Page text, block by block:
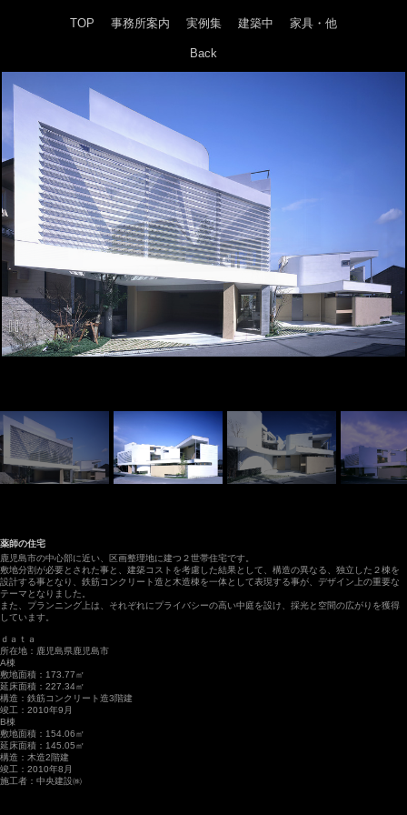
TOP 事務所案内 実例集 建築中 家具・他
Back
薬師の住宅
鹿児島市の中心部に近い、区画整理地に建つ２世帯住宅です。
敷地分割が必要とされた事と、建築コストを考慮した結果として、構造の異なる、独立した２棟を
設計する事となり、鉄筋コンクリート造と木造棟を一体として表現する事が、デザイン上の重要な
テーマとなりました。
また、プランニング上は、それぞれにプライバシーの高い中庭を設け、採光と空間の広がりを獲得
しています。
ｄａｔａ
所在地：鹿児島県鹿児島市
A棟
敷地面積：173.77㎡
延床面積：227.34㎡
構造：鉄筋コンクリート造3階建
竣工：2010年9月
B棟
敷地面積：154.06㎡
延床面積：145.05㎡
構造：木造2階建
竣工：2010年8月
施工者：中央建設㈱